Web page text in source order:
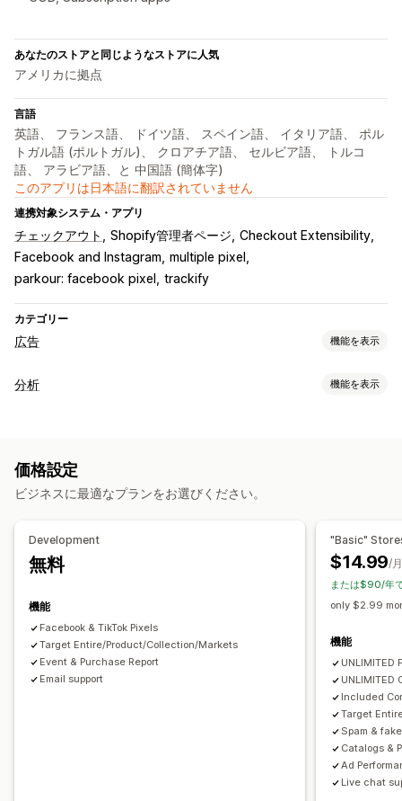
あなたのストアと同じようなストアに人気
アメリカに拠点
言語
英語、 フランス語、 ドイツ語、 スペイン語、 イタリア語、 ポル
トガル語 (ポルトガル)、 クロアチア語、 セルビア語、 トルコ
語、 アラビア語、と 中国語 (簡体字)
このアプリは日本語に翻訳されていません
連携対象システム・アプリ
チェックアウト Shopify管理者ページ Checkout Extensibility
Facebook and Instagram multiple pixel
parkour: facebook pixel
trackify
カテゴリー
広告 機能を表示
ターゲティング
ピクセル管理
パフォーマンス分析
トラフィック元
分析 機能を表示
マーケティングと販売
ビジュアルとレポート
カスタムレポート
データのエクスポート
価格設定
ビジネスに最適なプランをお選びください。
Development
無料
機能
Facebook & TikTok Pixels
Target Entire/Product/Collection/Markets
Event & Purchase Report
Email support
"Basic"
$14.99/
または$90/年
only $2.99
機能
UNLIMITED
UNLIMITED
Included
Target
Spam &
Catalogs &
Ad
Live chat